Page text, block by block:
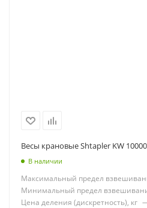
Весы крановые Shtapler KW
В наличии
Максимальный предел
Минимальный предел
Цена деления (дискретность), кг